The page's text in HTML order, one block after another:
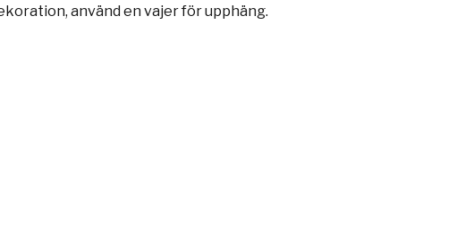
använd en vajer för upphäng.